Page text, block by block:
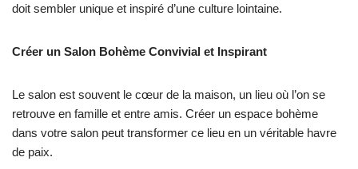
doit sembler unique et inspiré d’une culture lointaine.
Créer un Salon Bohème Convivial et Inspirant
Le salon est souvent le cœur de la maison, un lieu où l’on se
retrouve en famille et entre amis. Créer un espace bohème
dans votre salon peut transformer ce lieu en un véritable havre
de paix.